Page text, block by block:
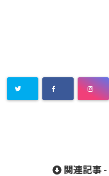
関連記事 -